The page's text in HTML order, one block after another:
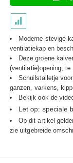
Moderne stevige
ventilatiekap en
Deze groene
(ventilatie)opening,
Schuilstalletje
ganzen, varkens,
Bekijk ook de
Let op: speciale
Op dit artikel
zie uitgebreide